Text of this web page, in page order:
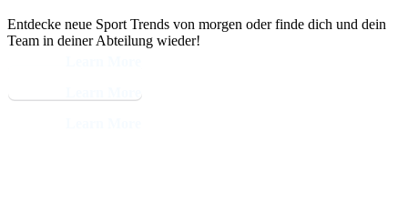
Entdecke neue Sport Trends von morgen oder finde dich und dein
Team in deiner Abteilung wieder!